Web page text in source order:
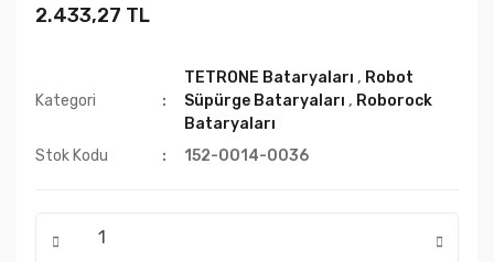
2.433,27 TL
Kategori
TETRONE Bataryaları, Robot
Süpürge Bataryaları , Roborock
Bataryaları
Stok Kodu
152-0014-0036